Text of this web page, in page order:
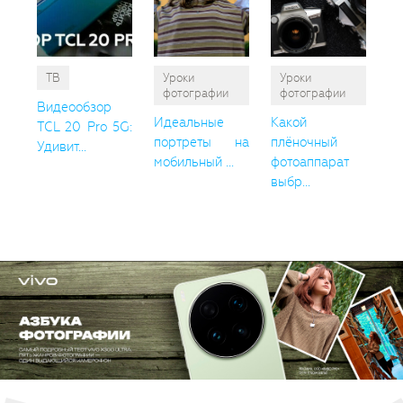
ТВ
Видеообзор
TCL 20 Pro 5G:
Удивит...
Уроки
фотографии
Идеальные
портреты на
мобильный ...
Уроки
фотографии
Какой
плёночный
фотоаппарат
выбр...